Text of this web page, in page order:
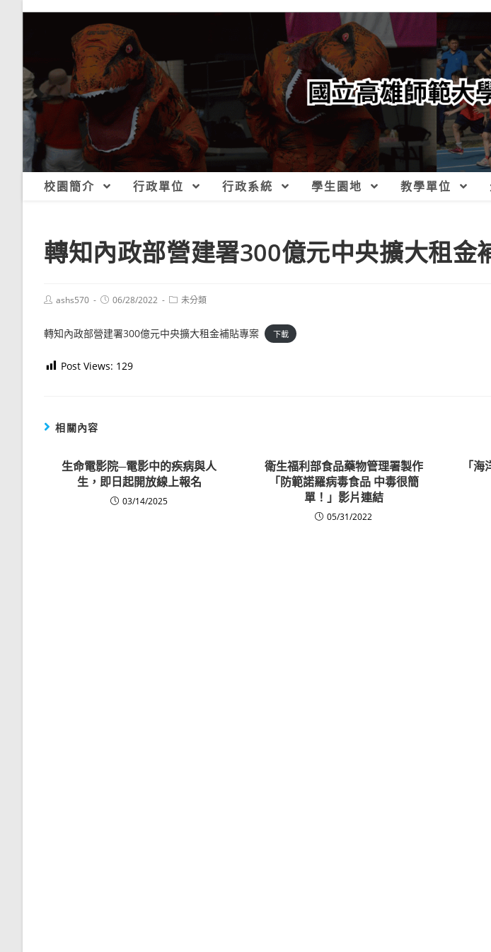
校園簡介 行政單位 行政系統 學生園地 教學單位
轉知內政部營建署300億元中央擴大租金
Postashs570
Post06/28/2022
Post未分類
轉知內政部營建署300億元中央擴大租金補貼專案 下載
Post Views: 129
相關內容
生命電影院─電影中的疾病與人
生，即日起開放線上報名
03/14/2025
衛生福利部食品藥物管理署製作
「防範諾羅病毒食品 中毒很簡
單！」影片連結
05/31/2022
「